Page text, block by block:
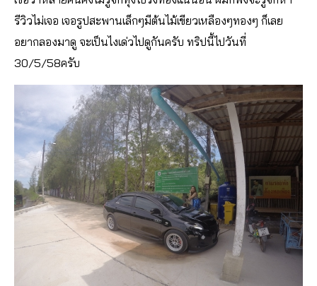
รีวิวไม่เจอ เจอรูปสะพานเล็กๆมีต้นไม้เขียวเหลืองๆทองๆ ก็เลย
อยากลองมาดู จะเป็นไงเด่วไปดูกันครับ ทริปนี้ไปวันที่
30/5/58ครับ